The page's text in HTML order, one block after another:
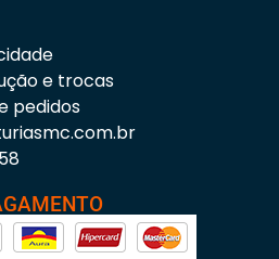
e trocas
pedidos